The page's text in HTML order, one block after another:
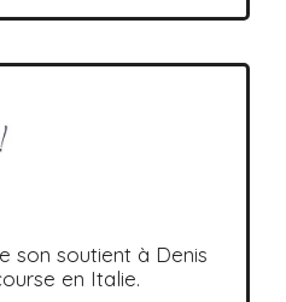
son soutient à Denis
en Italie.